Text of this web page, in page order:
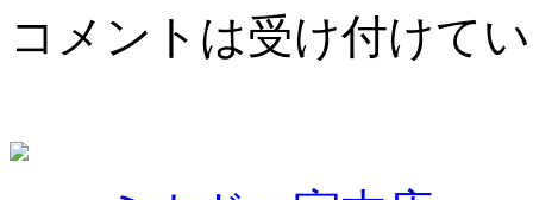
コメントは受け付けて